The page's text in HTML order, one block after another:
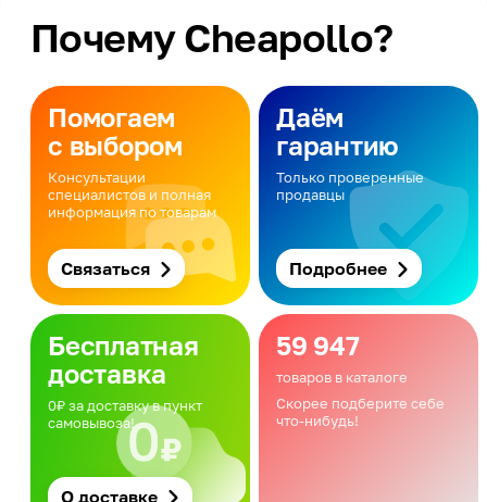
Почему Cheapollo?
Помогаем
с выбором
Консультации
специалистов и полная
информация по товарам
Связаться
Даём
гарантию
Только проверенные
продавцы
Подробнее
Бесплатная
доставка
0₽ за доставку в пункт
самовывоза!
О доставке
59 947
товаров в каталоге
Скорее подберите себе
что-нибудь!